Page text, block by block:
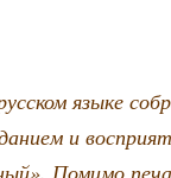
язы­ке
и
Поми­мо